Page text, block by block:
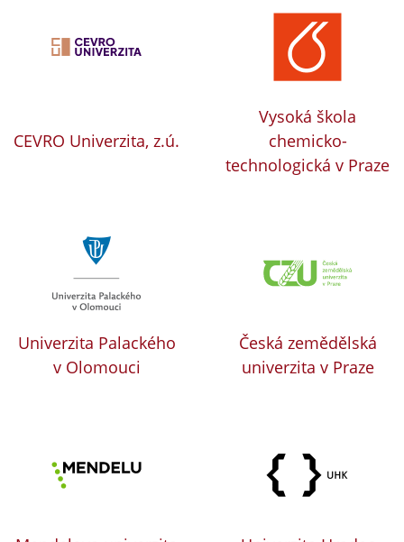
CEVRO Univerzita, z.ú.
Vysoká škola
chemicko-
technologická v Praze
Univerzita Palackého
v Olomouci
Česká zemědělská
univerzita v Praze